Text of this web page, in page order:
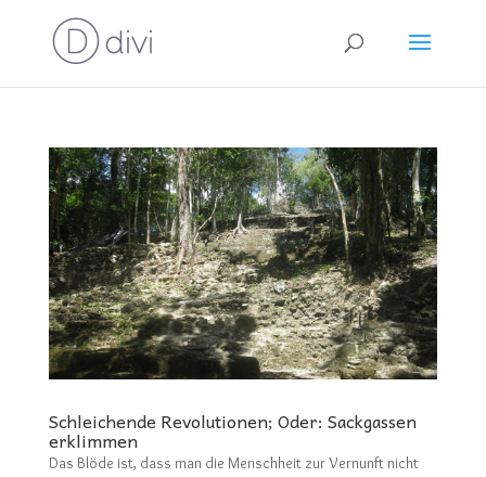
Schleichende Revolutionen; Oder: Sackgassen
erklimmen
Das Blöde ist, dass man die Menschheit zur Vernunft nicht